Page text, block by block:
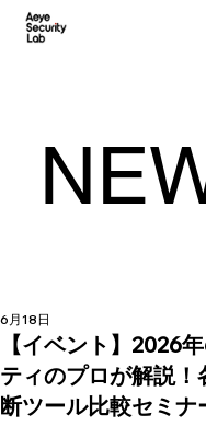
【イベント】2026
ティのプロが解説！
断ツール比較セミ
6月18日